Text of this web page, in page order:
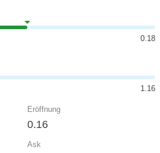
0.18
1.16
Eröffnung
0.16
Ask